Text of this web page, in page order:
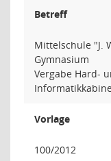
Betreff
Mittelschule "J.
Gymnasium
Vergabe Hard-
Vorlage
100/2012